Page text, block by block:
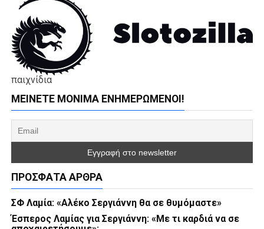
παιχνίδια
ΜΕΊΝΕΤΕ ΜΌΝΙΜΑ ΕΝΗΜΕΡΏΜΕΝΟΙ!
ΠΡΌΣΦΑΤΑ ΆΡΘΡΑ
ΣΦ Λαμία: «Αλέκο Σεργιάννη θα σε θυμόμαστε»
Έσπερος Λαμίας για Σεργιάννη: «Με τι καρδιά να σε